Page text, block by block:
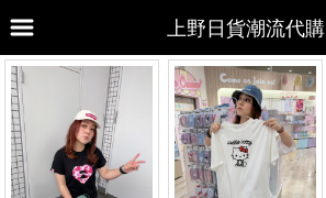
上野日貨潮流代購
上架時間 銷售件數 銷售價格
樣式尺寸篩選
全部樣式 黑 白 卡其